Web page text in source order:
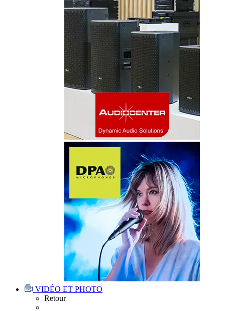
VIDÉO ET PHOTO
Retour